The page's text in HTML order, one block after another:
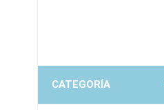
CATEGORÍA